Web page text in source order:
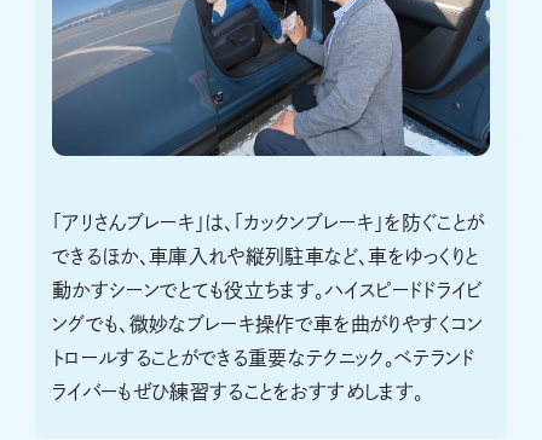
「アリさんブレーキ」は、「カックンブレーキ」を防ぐことが
できるほか、車庫入れや縦列駐車など、車をゆっくりと
動かすシーンでとても役立ちます。ハイスピードドライビ
ングでも、微妙なブレーキ操作で車を曲がりやすくコン
トロールすることができる重要なテクニック。ベテランド
ライバーもぜひ練習することをおすすめします。